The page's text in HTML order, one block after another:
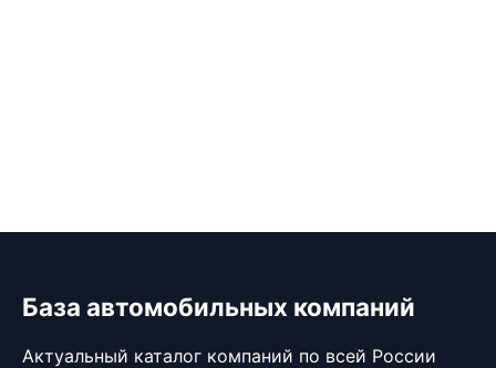
База автомобильных компаний
Актуальный каталог компаний по всей России